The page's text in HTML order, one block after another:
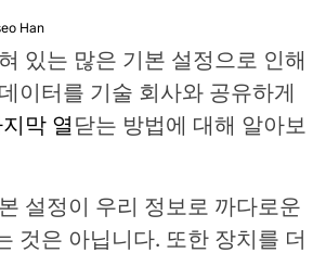
Han
있는 많은 기본 설정으로 인해
이터를 기술 회사와 공유하게
막 열 닫는 방법에 대해 알아보
설정이 우리 정보로 까다로운
것은 아닙니다. 또한 장치를 더